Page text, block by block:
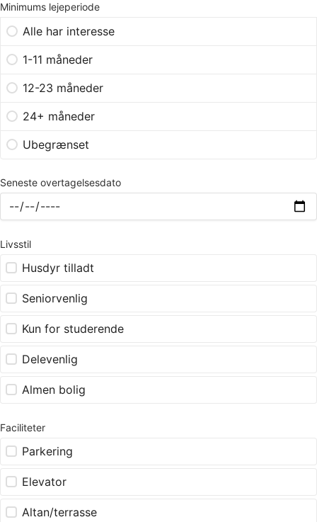
Minimums lejeperiode
Alle har interesse
1-11 måneder
12-23 måneder
24+ måneder
Ubegrænset
Seneste overtagelsesdato
Livsstil
Husdyr tilladt
Seniorvenlig
Kun for studerende
Delevenlig
Almen bolig
Faciliteter
Parkering
Elevator
Altan/terrasse